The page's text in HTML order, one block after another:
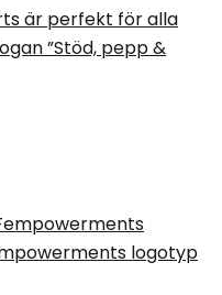
är perfekt för alla
”Stöd, pepp &
logotyp